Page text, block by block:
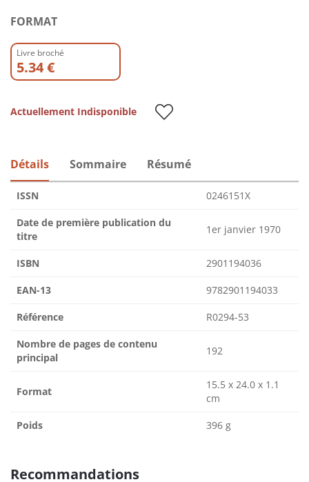
FORMAT
Livre broché
5.34 €
Actuellement Indisponible
Détails Sommaire Résumé
ISSN 0246151X
Date de première publication du
titre
1er janvier 1970
ISBN 2901194036
EAN-13 9782901194033
Référence R0294-53
Nombre de pages de contenu
principal
192
Format
15.5 x 24.0 x 1.1
cm
Poids 396 g
Recommandations